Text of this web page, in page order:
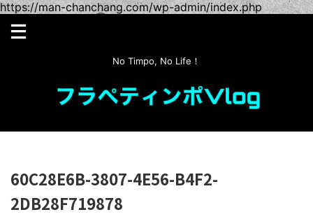
https://man-chanchang.com/wp-admin/index.php
No Timpo, No Life！
60C28E6B-3807-4E56-B4F2-
2DB28F719878